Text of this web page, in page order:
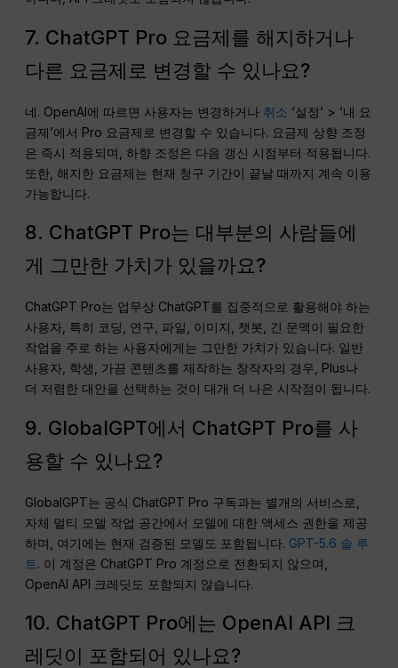
7. ChatGPT Pro 요금제를 해지하거나
다른 요금제로 변경할 수 있나요?
네. OpenAI에 따르면 사용자는 변경하거나 취소 ‘설정’ > ‘내 요
금제’에서 Pro 요금제로 변경할 수 있습니다. 요금제 상향 조정
은 즉시 적용되며, 하향 조정은 다음 갱신 시점부터 적용됩니다.
또한, 해지한 요금제는 현재 청구 기간이 끝날 때까지 계속 이용
가능합니다.
8. ChatGPT Pro는 대부분의 사람들에
게 그만한 가치가 있을까요?
ChatGPT Pro는 업무상 ChatGPT를 집중적으로 활용해야 하는
사용자, 특히 코딩, 연구, 파일, 이미지, 챗봇, 긴 문맥이 필요한
작업을 주로 하는 사용자에게는 그만한 가치가 있습니다. 일반
사용자, 학생, 가끔 콘텐츠를 제작하는 창작자의 경우, Plus나
더 저렴한 대안을 선택하는 것이 대개 더 나은 시작점이 됩니다.
9. GlobalGPT에서 ChatGPT Pro를 사
용할 수 있나요?
GlobalGPT는 공식 ChatGPT Pro 구독과는 별개의 서비스로,
자체 멀티 모델 작업 공간에서 모델에 대한 액세스 권한을 제공
하며, 여기에는 현재 검증된 모델도 포함됩니다. GPT-5.6 솔 루
트. 이 계정은 ChatGPT Pro 계정으로 전환되지 않으며,
OpenAI API 크레딧도 포함되지 않습니다.
10. ChatGPT Pro에는 OpenAI API 크
레딧이 포함되어 있나요?